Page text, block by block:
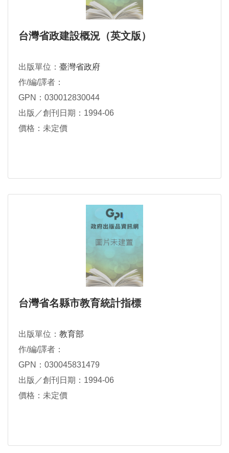
台灣省政建設概況（英文版）
出版單位： 臺灣省政府
作/編/譯者：
GPN：030012830044
出版／創刊日期：1994-06
價格：未定價
台灣省名縣市教育統計指標
出版單位： 教育部
作/編/譯者：
GPN：030045831479
出版／創刊日期：1994-06
價格：未定價